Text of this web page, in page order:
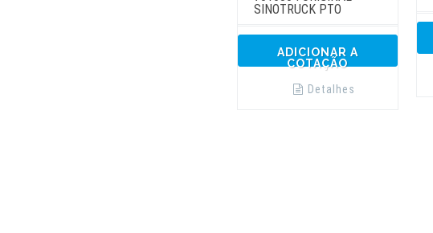
SINOTRUCK PTO
ADICIONAR A
COTAÇÃO
Detalhes